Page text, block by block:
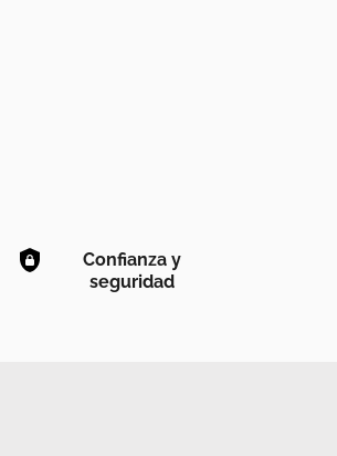
Confianza y
seguridad